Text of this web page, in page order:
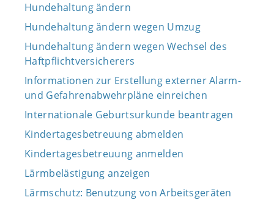
Hundehaltung ändern
Hundehaltung ändern wegen Umzug
Hundehaltung ändern wegen Wechsel des
Haftpflichtversicherers
Informationen zur Erstellung externer Alarm-
und Gefahrenabwehrpläne einreichen
Internationale Geburtsurkunde beantragen
Kindertagesbetreuung abmelden
Kindertagesbetreuung anmelden
Lärmbelästigung anzeigen
Lärmschutz: Benutzung von Arbeitsgeräten